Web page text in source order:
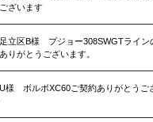
ざいます
立区B様 プジョー308SWGTライン
りがとうございます。
様 ボルボXC60ご契約ありがとうご